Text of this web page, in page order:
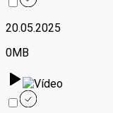
20.05.2025
0MB